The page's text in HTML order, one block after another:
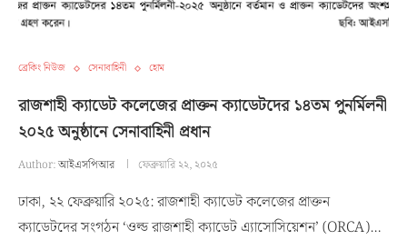
ব্রেকিং নিউজ সেনাবাহিনী হোম
রাজশাহী ক্যাডেট কলেজের প্রাক্তন ক্যাডেটদের ১৪তম পুনর্মিলনী
২০২৫ অনুষ্ঠানে সেনাবাহিনী প্রধান
Author:আইএসপিআর ফেব্রুয়ারি ২২, ২০২৫
ঢাকা, ২২ ফেব্রুয়ারি ২০২৫: রাজশাহী ক্যাডেট কলেজের প্রাক্তন
ক্যাডেটদের সংগঠন ‘ওল্ড রাজশাহী ক্যাডেট এ্যাসোসিয়েশন’ (ORCA)…